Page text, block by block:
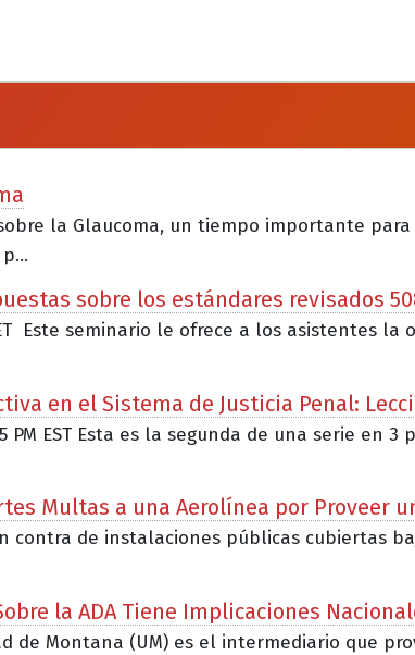
la Glaucoma, un tiempo importante
sobre los estándares revisados
Este seminario le ofrece a los asistentes
en el Sistema de Justicia Penal:
PM EST Esta es la segunda de una serie en
Multas a una Aerolínea por Proveer
contra de instalaciones públicas cubiertas
la ADA Tiene Implicaciones
de Montana (UM) es el intermediario que